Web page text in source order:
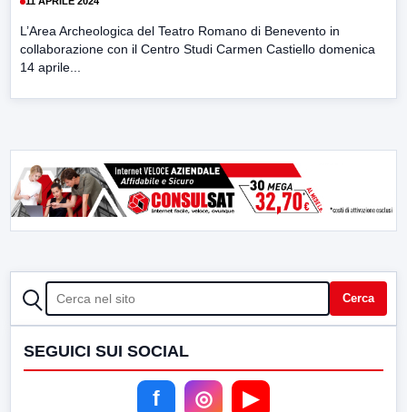
L’Area Archeologica del Teatro Romano di Benevento in
collaborazione con il Centro Studi Carmen Castiello domenica
14 aprile...
CERCA Cerca
SEGUICI SUI SOCIAL
f ◎ ▶